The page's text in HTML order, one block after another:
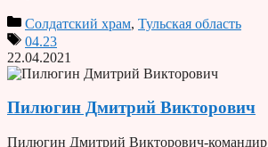
Солдатский храм, Тульская область
04.23
22.04.2021
Пилюгин Дмитрий Викторович
Пилюгин Дмитрий Викторович-командир